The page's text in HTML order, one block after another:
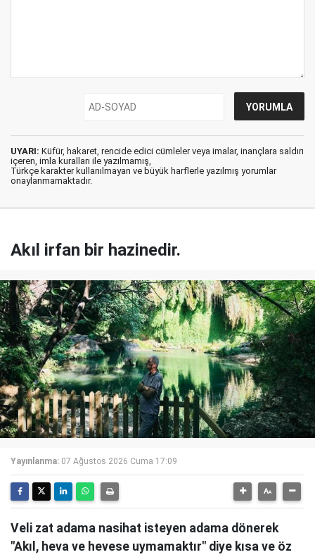
UYARI: Küfür, hakaret, rencide edici cümleler veya imalar, inançlara saldırı
içeren, imla kuralları ile yazılmamış,
Türkçe karakter kullanılmayan ve büyük harflerle yazılmış yorumlar
onaylanmamaktadır.
Akıl irfan bir hazinedir.
Yayınlanma: 07 Ağustos 2026 Cuma 17:09
Veli zat adama nasihat isteyen adama dönerek
"Akıl, heva ve hevese uymamaktır" diye kısa ve öz